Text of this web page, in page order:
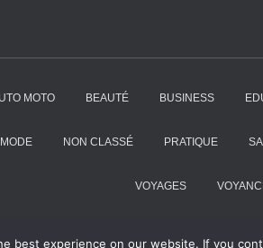
MOTO BEAUTÉ BUSINESS
MODE NON CLASSÉ PRATIQUE
VOYAGES
best experience on our website. If you